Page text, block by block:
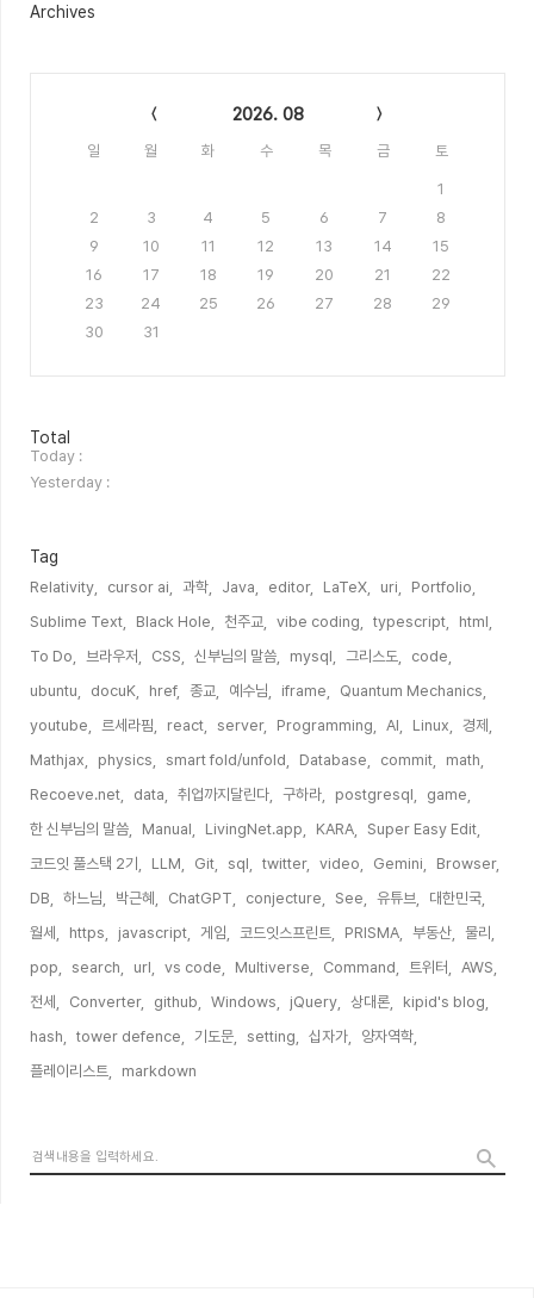
Archives
2026. 08
일 월 화 수 목 금 토
1
2
3 4 5 6 7
8
9
10 11 12 13 14
15
16
17 18 19 20 21
22
23
24 25 26 27 28
29
30
31
방
문
자
수
Total
Today :
Yesterday :
Tag
Relativity, cursor ai, 과학, Java, editor, LaTeX, uri,
Portfolio,
Sublime Text,
Black Hole, 천주교, vibe coding, typescript,
html,
To Do,
브라우저, CSS, 신부님의 말씀, mysql, 그리스도,
code,
ubuntu,
docuK, href, 종교, 예수님, iframe,
Quantum Mechanics,
youtube,
르세라핌, react, server, Programming, AI, Linux,
경제,
Mathjax,
physics, smart fold/unfold, Database, commit,
math,
Recoeve.net,
data, 취업까지달린다, 구하라, postgresql,
game,
한 신부님의 말씀,
Manual, LivingNet.app, KARA,
Super Easy Edit,
코드잇 풀스택 2기,
LLM, Git, sql, twitter, video, Gemini,
Browser,
DB,
하느님, 박근혜, ChatGPT, conjecture, See, 유튜브,
대한민국,
월세,
https, javascript, 게임, 코드잇스프린트, PRISMA, 부동산,
물리,
pop,
search, url, vs code, Multiverse, Command, 트위터,
AWS,
전세,
Converter, github, Windows, jQuery, 상대론,
kipid's blog,
hash,
tower defence, 기도문, setting, 십자가,
양자역학,
플레이리스트,
markdown,